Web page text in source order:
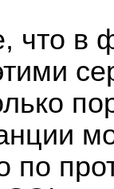
что
по